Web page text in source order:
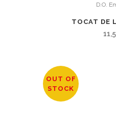
D.O.
TOCAT DE
OUT OF
STOCK